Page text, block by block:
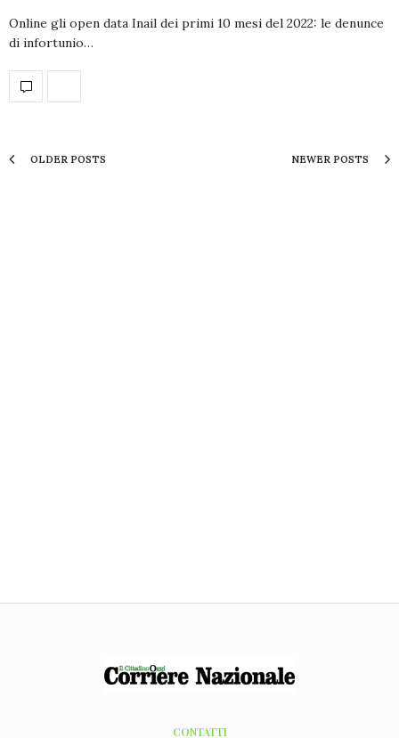
Online gli open data Inail dei primi 10 mesi del 2022: le denunce
di infortunio…
OLDER POSTS NEWER POSTS
CONTATTI